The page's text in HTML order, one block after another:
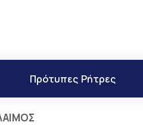
Πρότυπες Ρήτρες